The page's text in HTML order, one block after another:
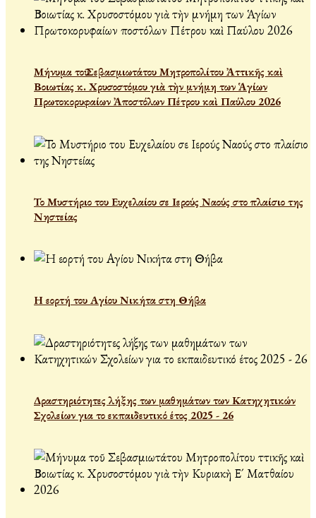
Μήνυμα τοῦ Σεβασμιωτάτου Μητροπολίτου Ἀττικῆς καὶ
Βοιωτίας κ. Χρυσοστόμου γιὰ τὴν μνήμη των Ἁγίων
Πρωτοκορυφαίων Ἀποστόλων Πέτρου καὶ Παύλου 2026
Το Μυστήριο του Ευχελαίου σε Ιερούς Ναούς στο πλαίσιο της
Νηστείας
Η εορτή του Αγίου Νικήτα στη Θήβα
Δραστηριότητες λήξης των μαθημάτων των Κατηχητικών
Σχολείων για το εκπαιδευτικό έτος 2025 - 26